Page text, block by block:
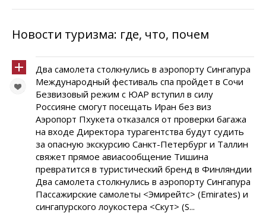
Новости туризма: где, что, почем
Два самолета столкнулись в аэропорту Сингапура
Международный фестиваль спа пройдет в Сочи
Безвизовый режим с ЮАР вступил в силу
Россияне смогут посещать Иран без виз
Аэропорт Пхукета отказался от проверки багажа
на входе Директора турагентства будут судить
за опасную экскурсию Санкт-Петербург и Таллин
свяжет прямое авиасообщение Тишина
превратится в туристический бренд в Финляндии
Два самолета столкнулись в аэропорту Сингапура
Пассажирские самолеты <Эмирейтс> (Emirates) и
сингапурского лоукостера <Скут> (S...